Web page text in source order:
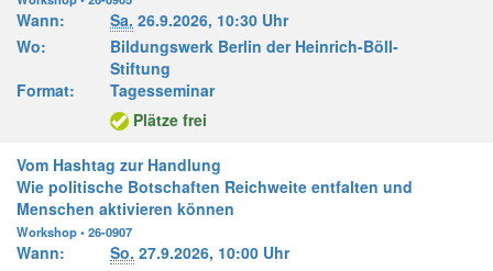
Wann: Sa. 26.9.2026, 10:30 Uhr
Wo:
Bildungswerk Berlin der Heinrich-Böll-
Stiftung
Format:
Tagesseminar
Plätze frei
Vom Hashtag zur Handlung
Wie politische Botschaften Reichweite entfalten und
Menschen aktivieren können
Workshop • 26-0907
Wann: So. 27.9.2026, 10:00 Uhr